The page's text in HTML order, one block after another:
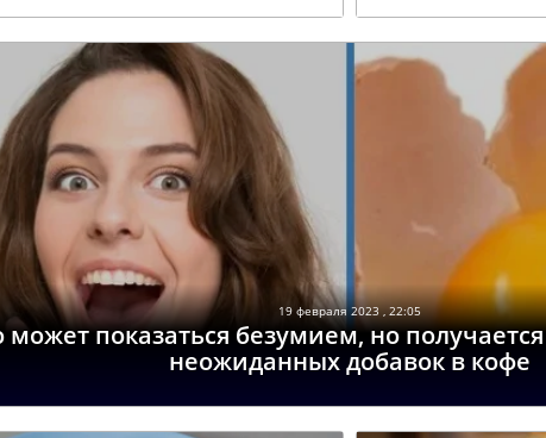
19 февраля 2023 , 22:05
может показаться безумием, но
неожиданных добавок в кофе